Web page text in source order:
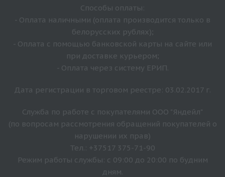
Способы оплаты:
- Оплата наличными (оплата производится только в
белорусских рублях);
- Оплата с помощью банковской карты на сайте или
при доставке курьером;
- Оплата через систему ЕРИП.
Дата регистрации в торговом реестре: 03.02.2017 г.
Служба по работе с покупателями ООО "Яндейл"
(по вопросам рассмотрения обращений покупателей о
нарушении их прав)
Тел.: +37517 375-71-90
Режим работы службы: с 09:00 до 20:00 по будним
дням.